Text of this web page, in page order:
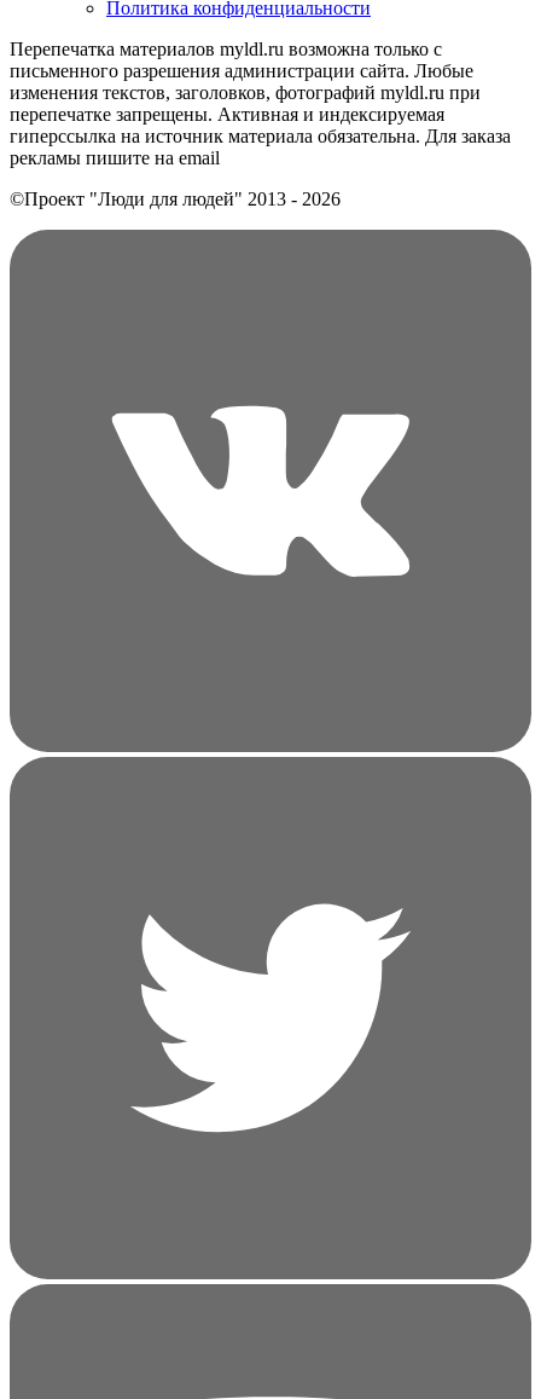
Политика конфиденциальности
Перепечатка материалов myldl.ru возможна только с
письменного разрешения администрации сайта. Любые
изменения текстов, заголовков, фотографий myldl.ru при
перепечатке запрещены. Активная и индексируемая
гиперссылка на источник материала обязательна. Для заказа
рекламы пишите на еmail
©Проект "Люди для людей" 2013 - 2026